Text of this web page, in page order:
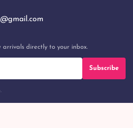
arrivals directly to your inbox.
Subscribe